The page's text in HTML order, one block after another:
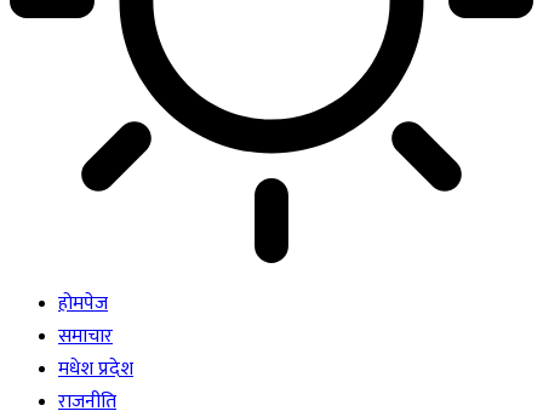
होमपेज
समाचार
मधेश प्रदेश
राजनीति